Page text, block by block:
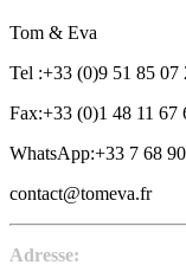
Tom & Eva
Tel :+33 (0)9 51 85 07
Fax:+33 (0)1 48 11 67
WhatsApp:+33 7 68
contact@tomeva.fr
Adresse: